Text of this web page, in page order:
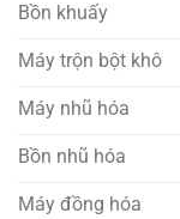
Bồn khuấy
Máy trộn bột khô
Máy nhũ hóa
Bồn nhũ hóa
Máy đồng hóa